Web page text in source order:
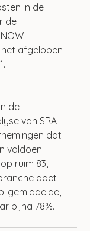
in de
de
afgelopen
de
van SRA-
dat
voldoen
ruim 83,
doet
gemiddelde,
bijna 78%.